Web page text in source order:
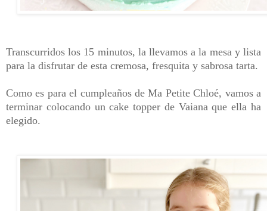
Transcurridos los 15 minutos, la llevamos a la mesa y lista
para la disfrutar de esta cremosa, fresquita y sabrosa tarta.
Como es para el cumpleaños de Ma Petite Chloé, vamos a
terminar colocando un cake topper de Vaiana que ella ha
elegido.